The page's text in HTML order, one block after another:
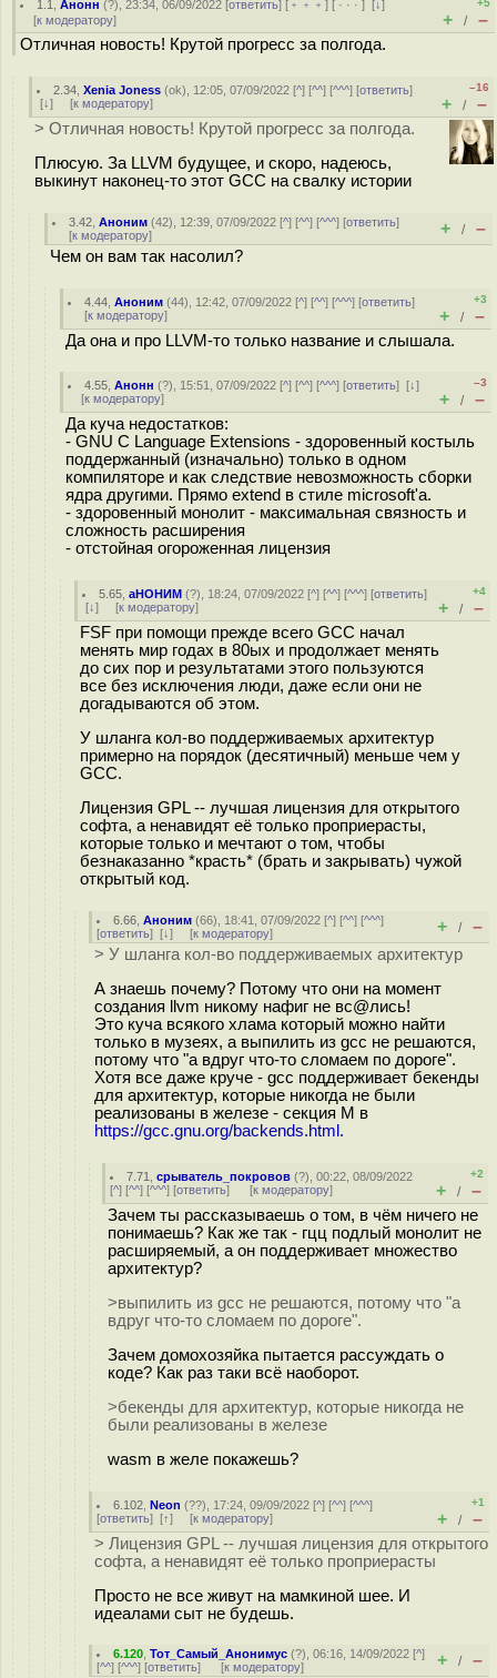
1.1 ,Анонн (?), 23:34, 06/09/2022 [ответить] [ ﹢﹢﹢] [ · · ·] [↓]
[к модератору]
+5
+ / –
Отличная новость! Крутой прогресс за полгода.
2.34 ,Xenia Joness (ok), 12:05, 07/09/2022 [^] [^^] [^^^] [ответить]
[↓] [к модератору]
–16
+ / –
> Отличная новость! Крутой прогресс за полгода.
Плюсую. За LLVM будущее, и скоро, надеюсь,
выкинут наконец-то этот GCC на свалку истории
3.42 ,Аноним (42), 12:39, 07/09/2022 [^] [^^] [^^^] [ответить]
[к модератору] + / –
Чем он вам так насолил?
4.44 ,Аноним (44), 12:42, 07/09/2022 [^] [^^] [^^^] [ответить]
[к модератору]
+3
+ / –
Да она и про LLVM-то только название и слышала.
4.55 ,Анонн (?), 15:51, 07/09/2022 [^] [^^] [^^^] [ответить][↓]
[к модератору]
–3
+ / –
Да куча недостатков:
- GNU C Language Extensions - здоровенный костыль
поддержанный (изначально) только в одном
компиляторе и как следствие невозможность сборки
ядра другими. Прямо extend в стиле microsoft'а.
- здоровенный монолит - максимальная связность и
сложность расширения
- отстойная огороженная лицензия
5.65 ,аНОНИМ (?), 18:24, 07/09/2022 [^] [^^] [^^^] [ответить]
[↓] [к модератору]
+4
+ / –
FSF при помощи прежде всего GCC начал
менять мир годах в 80ых и продолжает менять
до сих пор и результатами этого пользуются
все без исключения люди, даже если они не
догадываются об этом.
У шланга кол-во поддерживаемых архитектур
примерно на порядок (десятичный) меньше чем у
GCC.
Лицензия GPL -- лучшая лицензия для открытого
софта, а ненавидят её только проприерасты,
которые только и мечтают о том, чтобы
безнаказанно *красть* (брать и закрывать) чужой
открытый код.
6.66 ,Аноним (66), 18:41, 07/09/2022 [^] [^^] [^^^]
[ответить] [↓] [к модератору] + / –
> У шланга кол-во поддерживаемых архитектур
А знаешь почему? Потому что они на момент
создания llvm никому нафиг не вс@лись!
Это куча всякого хлама который можно найти
только в музеях, а выпилить из gcc не решаются,
потому что "а вдруг что-то сломаем по дороге".
Хотя все даже круче - gcc поддерживает бекенды
для архитектур, которые никогда не были
реализованы в железе - секция M в
https://gcc.gnu.org/backends.html.
7.71 ,срыватель_покровов (?), 00:22, 08/09/2022
[^] [^^] [^^^] [ответить] [к модератору]
+2
+ / –
Зачем ты рассказываешь о том, в чём ничего не
понимаешь? Как же так - гцц подлый монолит не
расширяемый, а он поддерживает множество
архитектур?
>выпилить из gcc не решаются, потому что "а
вдруг что-то сломаем по дороге".
Зачем домохозяйка пытается рассуждать о
коде? Как раз таки всё наоборот.
>бекенды для архитектур, которые никогда не
были реализованы в железе
wasm в желе покажешь?
6.102 ,Neon (??), 17:24, 09/09/2022 [^] [^^] [^^^]
[ответить] [↑] [к модератору]
+1
+ / –
> Лицензия GPL -- лучшая лицензия для открытого
софта, а ненавидят её только проприерасты
Просто не все живут на мамкиной шее. И
идеалами сыт не будешь.
6.120 ,Тот_Самый_Анонимус (?), 06:16, 14/09/2022 [^]
[^^] [^^^] [ответить] [к модератору] + / –